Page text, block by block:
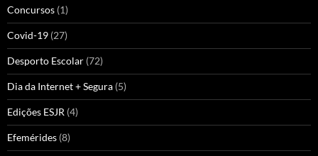
Concursos (1)
Covid-19 (27)
Desporto Escolar (72)
Dia da Internet + Segura (5)
Edições ESJR (4)
Efemérides (8)